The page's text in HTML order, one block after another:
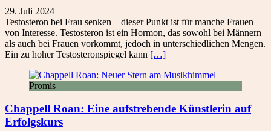
29. Juli 2024
Testosteron bei Frau senken – dieser Punkt ist für manche Frauen
von Interesse. Testosteron ist ein Hormon, das sowohl bei Männern
als auch bei Frauen vorkommt, jedoch in unterschiedlichen Mengen.
Ein zu hoher Testosteronspiegel kann […]
Promis
Chappell Roan: Eine aufstrebende Künstlerin auf
Erfolgskurs